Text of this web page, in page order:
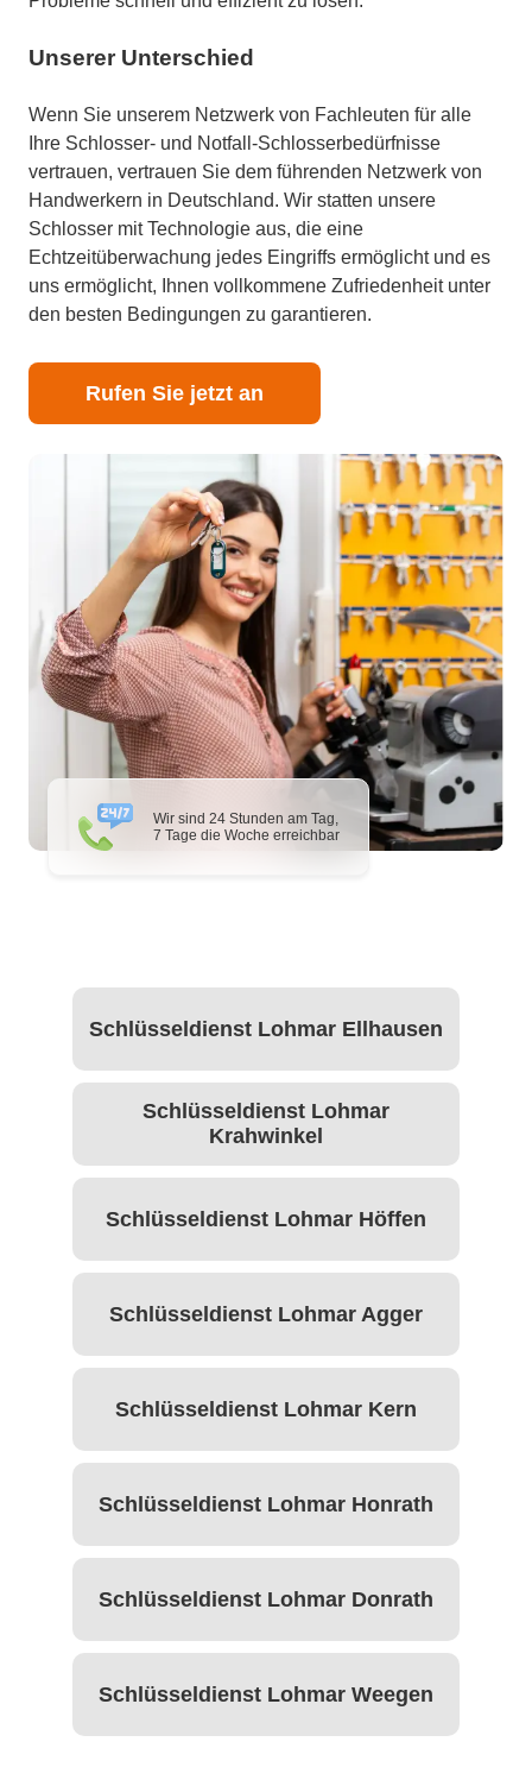
Wir sind 24 Stunden am Tag,
7 Tage die Woche erreichbar
Unserer Unterschied
Wenn Sie unserem Netzwerk von Fachleuten für alle
Ihre Schlosser- und Notfall-Schlosserbedürfnisse
vertrauen, vertrauen Sie dem führenden Netzwerk von
Handwerkern in Deutschland. Wir statten unsere
Schlosser mit Technologie aus, die eine
Echtzeitüberwachung jedes Eingriffs ermöglicht und es
uns ermöglicht, Ihnen vollkommene Zufriedenheit unter
den besten Bedingungen zu garantieren.
Rufen Sie jetzt an
Schlüsseldienst Lohmar Ellhausen
Schlüsseldienst Lohmar
Krahwinkel
Schlüsseldienst Lohmar Höffen
Schlüsseldienst Lohmar Agger
Schlüsseldienst Lohmar Kern
Schlüsseldienst Lohmar Honrath
Schlüsseldienst Lohmar Donrath
Schlüsseldienst Lohmar Weegen